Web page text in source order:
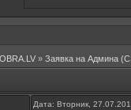
» Заявка на Aдмина
Дата: Вторник,